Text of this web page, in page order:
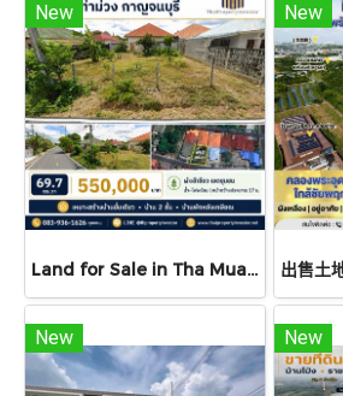
New
Land for Sale in Tha Muang, Kanchanaburi | 69.7 sq.wah | THB 550K
New
New New